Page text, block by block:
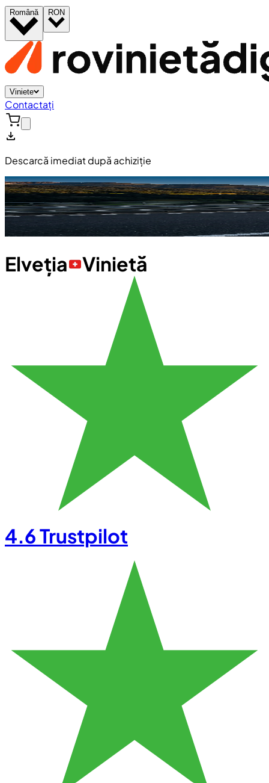
Română RON
Viniete
Contactați
Descarcă imediat după achiziție
Elveția Vinietă
4.6Trustpilot